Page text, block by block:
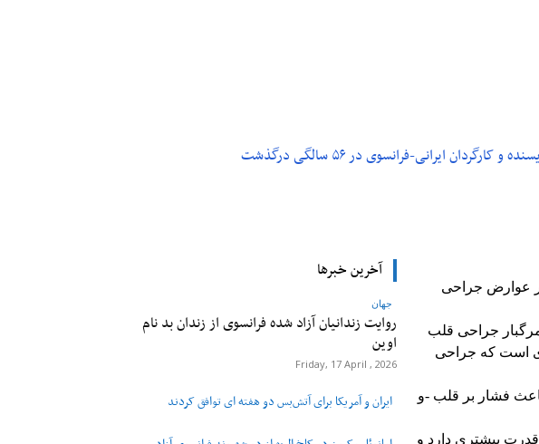
کارگردان ایرانی-فرانسوی در ۵۶ سالگی درگذشت
عوارض جراحی
جراحی قلب
است که جراحی
فشار بر قلب -و
بیشتری دارد و
آخرین خبرها
جهان
روایت زندانیان آزاد شده فرانسوی از زندان ‌بد نام
اوین
Friday, 17 April , 2026
ایران و آمریکا برای آتش‌بس دو هفته‌ ای توافق کردند